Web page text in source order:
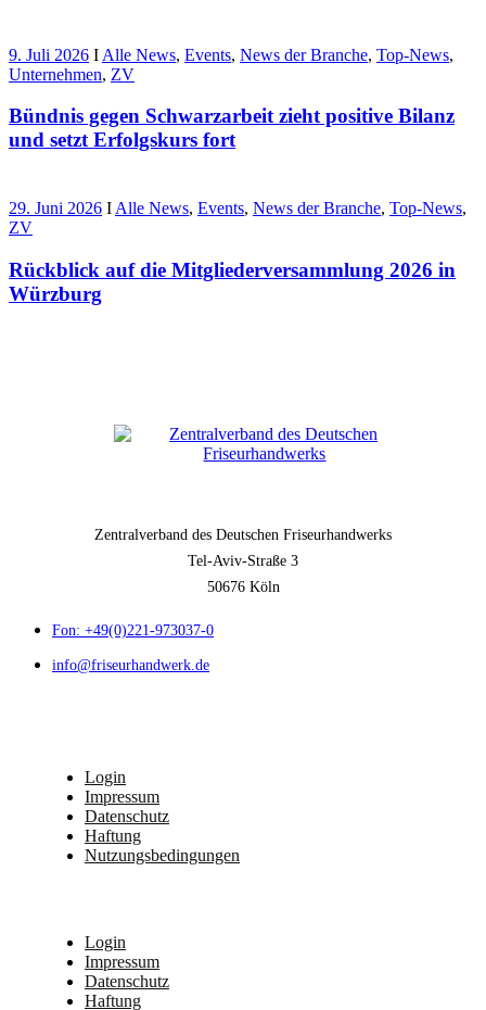
9. Juli 2026 I Alle News, Events, News der Branche, Top-News,
Unternehmen, ZV
Bündnis gegen Schwarzarbeit zieht positive Bilanz
und setzt Erfolgskurs fort
29. Juni 2026 I Alle News, Events, News der Branche, Top-News,
ZV
Rückblick auf die Mitgliederversammlung 2026 in
Würzburg
Zentralverband des Deutschen Friseurhandwerks
Tel-Aviv-Straße 3
50676 Köln
Fon: +49(0)221-973037-0
info@friseurhandwerk.de
Login
Impressum
Datenschutz
Haftung
Nutzungsbedingungen
Login
Impressum
Datenschutz
Haftung